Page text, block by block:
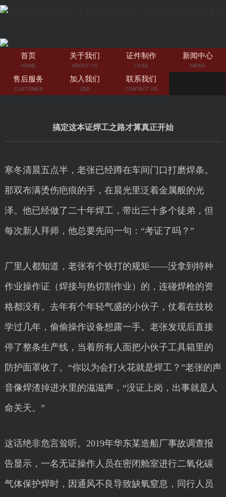
首页
HOME
关于我们
ABOUT US
证件制作
CASE
新闻中心
NEWS
售后服务
CUSTOMER
加入我们
JOB
联系我们
CONTACT US
搞定这本证焊工之路才算真正开始
寒冬清晨五点半，老张已经蹲在车间门口打磨焊条。
那双布满烫伤疤痕的手，在晨光里泛着金属般的光
泽。他已经做了二十年焊工，带出三十多个徒弟，但
每次新人拜师，他总要先问一句：“考证了吗？”
厂里人都知道，老张有个铁打的规矩——没拿到特种
作业操作证（焊接与热切割作业）的，连碰焊枪的资
格都没有。去年有个年轻气盛的小伙子，仗着在技校
学过几年，偷偷操作设备想露一手。老张发现后直接
停了整条生产线，当着所有人面把小伙子工具箱里的
防护面罩收了。“你以为会打火花就是焊工？”老张的声
音像焊渣掉进水里的滋滋声，“没证上岗，出事就是人
命关天。”
这话绝非危言耸听。2019年华东某造船厂事故调查报
告显示，一名无证操作人员在密闭舱室进行二氧化碳
气体保护焊时，因通风不良导致缺氧窒息，同行人员